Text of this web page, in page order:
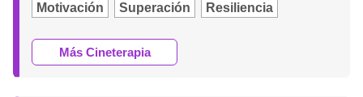
Motivación Superación Resiliencia
Más Cineterapia